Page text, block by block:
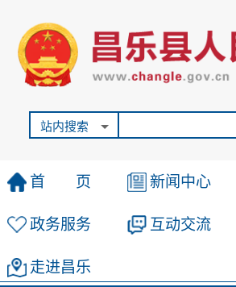
站内搜索
首 页 新闻中心
政务服务 互动交流
走进昌乐